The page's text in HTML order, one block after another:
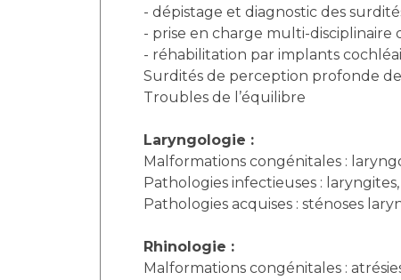
- dépistage et diagnostic des
- prise en charge multi-disciplinaire
- réhabilitation par implants
Surdités de perception profonde
Troubles de l’équilibre
Laryngologie :
Malformations congénitales :
Pathologies infectieuses :
Pathologies acquises : sténoses
Rhinologie :
Malformations congénitales :